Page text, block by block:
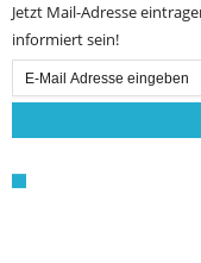
Jetzt Mail-Adresse
informiert sein!
Email
Subscription